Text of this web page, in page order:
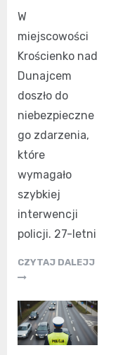
W
miejscowości
Krościenko nad
Dunajcem
doszło do
niebezpieczne
go zdarzenia,
które
wymagało
szybkiej
interwencji
policji. 27-letni
CZYTAJ DALEJJ